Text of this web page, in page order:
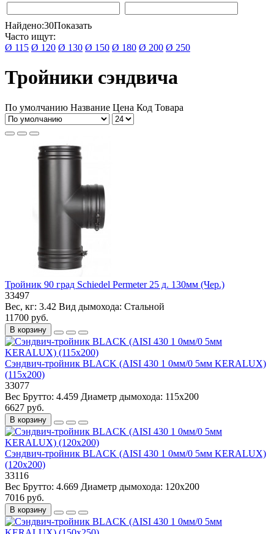
Найдено:30Показать
Часто ищут:
Ø 115 Ø 120 Ø 130 Ø 150 Ø 180 Ø 200 Ø 250
Тройники сэндвича
По умолчанию Название Цена Код Товара
Тройник 90 град Schiedel Permeter 25 д. 130мм (Чер.)
33497
Вес, кг: 3.42 Вид дымохода: Стальной
11700 руб.
В корзину
Сэндвич-тройник BLACK (AISI 430 1 0мм/0 5мм KERALUX)
(115х200)
33077
Вес Брутто: 4.459 Диаметр дымохода: 115х200
6627 руб.
В корзину
Сэндвич-тройник BLACK (AISI 430 1 0мм/0 5мм KERALUX)
(120x200)
33116
Вес Брутто: 4.669 Диаметр дымохода: 120x200
7016 руб.
В корзину